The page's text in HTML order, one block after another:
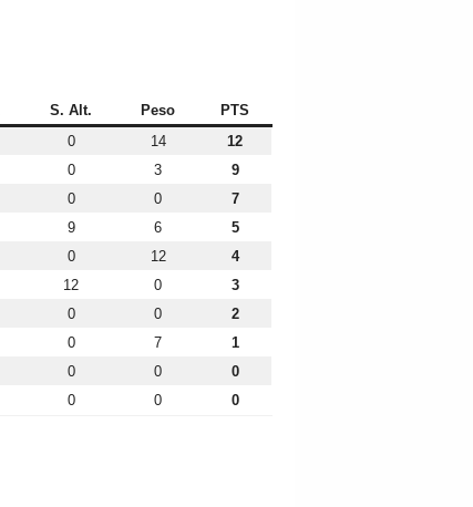
S. Alt. Peso
PTS
0 14
12
0 3
9
0 0
7
9 6
5
0 12
4
12 0
3
0 0
2
0 7
1
0 0
0
0 0 0